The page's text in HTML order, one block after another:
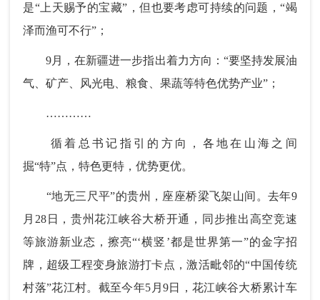
是“上天赐予的宝藏”，但也要考虑可持续的问题，“竭
泽而渔可不行”；
9月，在新疆进一步指出着力方向：“要坚持发展油
气、矿产、风光电、粮食、果蔬等特色优势产业”；
…………
循着总书记指引的方向，各地在山海之间
掘“特”点，特色更特，优势更优。
“地无三尺平”的贵州，座座桥梁飞架山间。去年9
月28日，贵州花江峡谷大桥开通，同步推出高空竞速
等旅游新业态，擦亮“‘横竖’都是世界第一”的金字招
牌，超级工程变身旅游打卡点，激活毗邻的“中国传统
村落”花江村。截至今年5月9日，花江峡谷大桥累计车